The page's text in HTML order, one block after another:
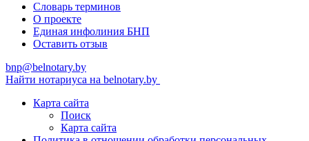
Словарь терминов
О проекте
Единая инфолиния БНП
Оставить отзыв
bnp@belnotary.by
Найти нотариуса на belnotary.by
Карта сайта
Поиск
Карта сайта